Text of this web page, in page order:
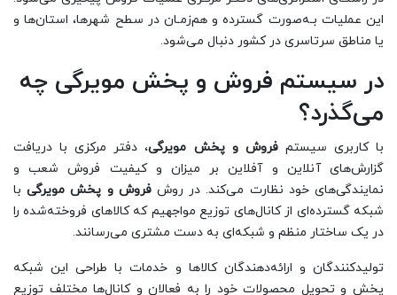
این عملیات بـه‌صورت گسترده و هم‌زمـان در سطح شهرها، استان‌ها و
یا مناطق سرتاسری در کشور دنبال می‌شود.
در سیستم فروش و پخش مویرگی چه
می‌گذرد؟
با کاربری سیستمفروش و پخش مویرگی، دفتر مرکزی با دریافت
گزارش‌های آنلاین و آفلاین بر میزان و کیفیت فروش شعب و
نمایندگی‌های خود نظارت می‌کند. در روشفروش و پخش مویرگیبا
شبکه گسترده‌ای از کانال‌های توزیع مواجهیم که کالاهای فروخته‌شده را
در یک ساختار منظم و شبکه‌ای به دست مشتری می‌رسانند.
تولیدکنندگان و ارائه‌دهندگان کالاها و خدمات با طراحی این شبکه
پخش و تحویل محصولات خود را به فعالان و کانال‌ها مختلف توزیع